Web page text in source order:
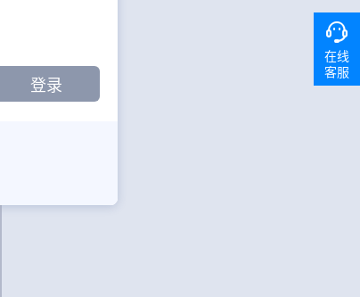
在线
客服